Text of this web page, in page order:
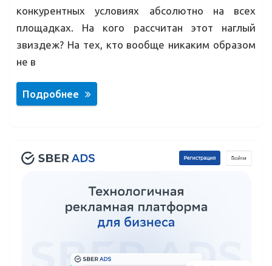
конкурентных условиях абсолютно на всех
площадках. На кого рассчитан этот наглый
звиздеж? На тех, кто вообще никаким образом
не в
Подробнее